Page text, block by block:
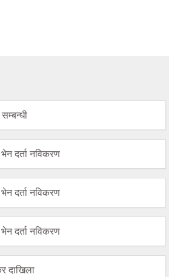
दर्ता नविकरण
दर्ता नविकरण
दर्ता नविकरण
दाखिला